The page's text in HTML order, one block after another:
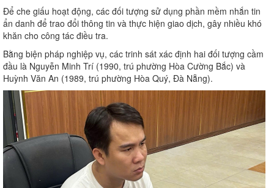
Để che giấu hoạt động, các đối tượng sử dụng phần mềm nhắn tin
ẩn danh để trao đổi thông tin và thực hiện giao dịch, gây nhiều khó
khăn cho công tác điều tra.
Bằng biện pháp nghiệp vụ, các trinh sát xác định hai đối tượng cầm
đầu là Nguyễn Minh Trí (1990, trú phường Hòa Cường Bắc) và
Huỳnh Văn An (1989, trú phường Hòa Quý, Đà Nẵng).